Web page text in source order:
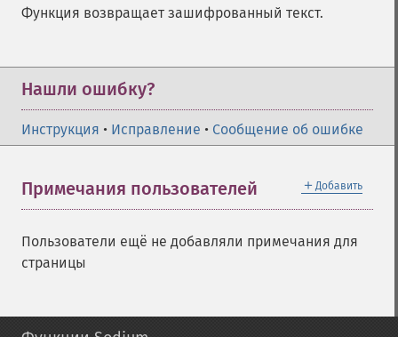
Функция возвращает зашифрованный текст.
Нашли ошибку?
Инструкция • Исправление • Сообщение об ошибке
＋ Добавить
Примечания пользователей
Пользователи ещё не добавляли примечания для
страницы